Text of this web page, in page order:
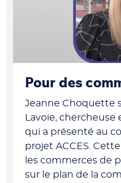
Pour des
Jeanne Choquette
Lavoie,
qui a présenté au
projet ACCES.
les commerces de
sur le plan de la